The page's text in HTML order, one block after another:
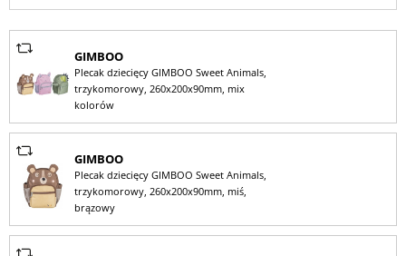
GIMBOO
Plecak dziecięcy GIMBOO Sweet Animals,
trzykomorowy, 260x200x90mm, mix
kolorów
GIMBOO
Plecak dziecięcy GIMBOO Sweet Animals,
trzykomorowy, 260x200x90mm, miś,
brązowy